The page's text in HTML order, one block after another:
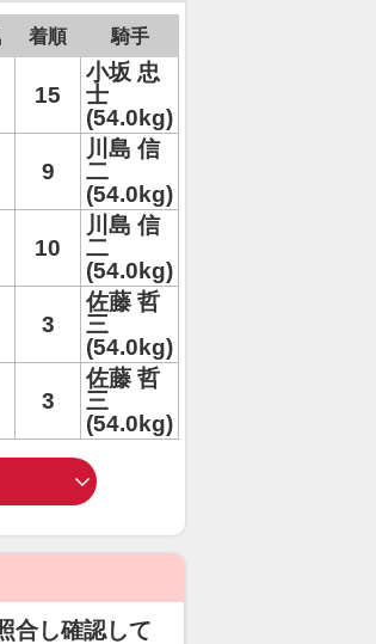
着順 騎手
15
小坂 忠
士
(54.0kg)
9
川島 信
二
(54.0kg)
10
川島 信
二
(54.0kg)
3
佐藤 哲
三
(54.0kg)
3
佐藤 哲
三
(54.0kg)
合し確認して